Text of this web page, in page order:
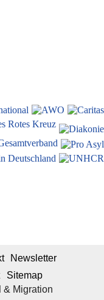
& Migration
Newsletter
Sitemap